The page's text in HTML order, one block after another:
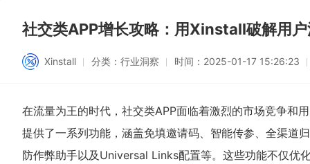
社交类APP增长攻略：用Xinstall破解用
Xinstall 分类： 行业洞察 时间： 2025-01-17 15:26:23
在流量为王的时代，社交类APP面临着激烈的市场竞争和
提供了一系列功能，涵盖免填邀请码、智能传参、全渠道
防作弊助手以及Universal Links配置等。这些功能不仅优